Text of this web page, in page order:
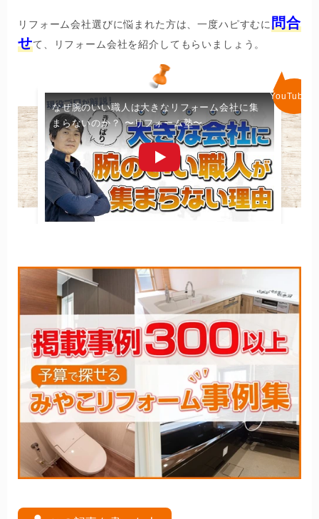
リフォーム会社選びに悩まれた方は、一度ハピすむに問合
せて、リフォーム会社を紹介してもらいましょう。
なぜ腕のいい職人は大きなリフォーム会社に集
まらないのか？ 〜リフォーム塾〜